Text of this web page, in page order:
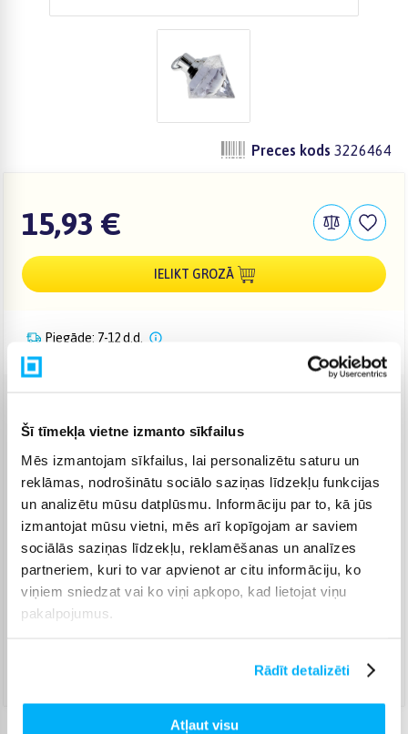
Šī tīmekļa vietne izmanto sīkfailus
Mēs izmantojam sīkfailus, lai personalizētu saturu un
reklāmas, nodrošinātu sociālo saziņas līdzekļu funkcijas
un analizētu mūsu datplūsmu. Informāciju par to, kā jūs
izmantojat mūsu vietni, mēs arī kopīgojam ar saviem
sociālās saziņas līdzekļu, reklamēšanas un analīzes
partneriem, kuri to var apvienot ar citu informāciju, ko
viņiem sniedzat vai ko viņi apkopo, kad lietojat viņu
pakalpojumus.
Rādīt detalizēti
Atļaut visu
Preces kods 3226464
15,93 €
IELIKT GROZĀ
Piegāde: 7-12 d.d.
Augusts 18d. - Augusts 24d.
Venipak Kurjers (3,99 €)
Apmaksā pilnu summu skaidrā naudā piegādes brīdī.
Omniva pakomāts 3,99 €)
Augusts 18d. - Augusts 24d.
Smartposti pakomāts (2,99 €)
Augusts 18d. - Augusts 24d.
DPD pakomāts